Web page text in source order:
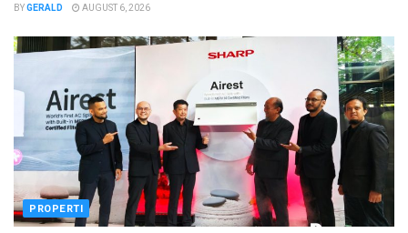
BYGERALD AUGUST 6, 2026
PROPERTI